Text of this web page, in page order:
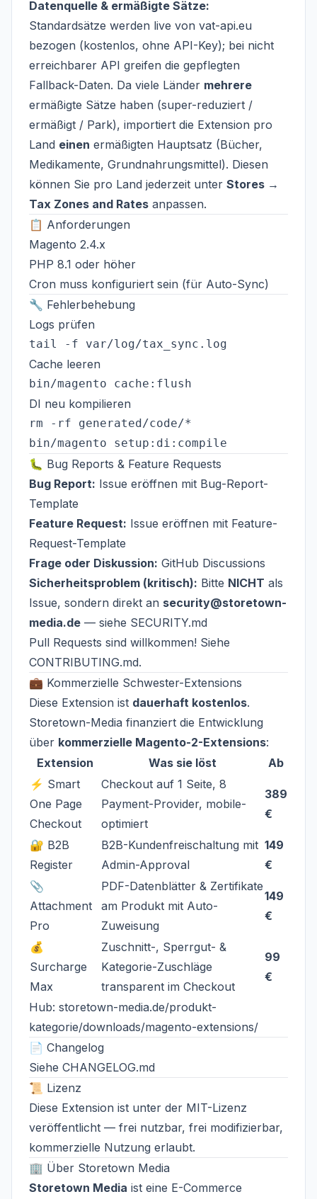
Datenquelle & ermäßigte Sätze:
Standardsätze werden live von vat-api.eu
bezogen (kostenlos, ohne API-Key); bei nicht
erreichbarer API greifen die gepflegten
Fallback-Daten. Da viele Länder mehrere
ermäßigte Sätze haben (super-reduziert /
ermäßigt / Park), importiert die Extension pro
Land einen ermäßigten Hauptsatz (Bücher,
Medikamente, Grundnahrungsmittel). Diesen
können Sie pro Land jederzeit unter Stores →
Tax Zones and Rates anpassen.
📋 Anforderungen
Magento 2.4.x
PHP 8.1 oder höher
Cron muss konfiguriert sein (für Auto-Sync)
🔧 Fehlerbehebung
Logs prüfen
Cache leeren
DI neu kompilieren
rm -rf generated/code/*
🐛 Bug Reports & Feature Requests
Bug Report: Issue eröffnen mit Bug-Report-
Template
Feature Request: Issue eröffnen mit Feature-
Request-Template
Frage oder Diskussion: GitHub Discussions
Sicherheitsproblem (kritisch): Bitte NICHT als
Issue, sondern direkt an security@storetown-
media.de — siehe SECURITY.md
Pull Requests sind willkommen! Siehe
CONTRIBUTING.md.
💼 Kommerzielle Schwester-Extensions
Diese Extension ist dauerhaft kostenlos.
Storetown-Media finanziert die Entwicklung
über kommerzielle Magento-2-Extensions:
Extension
Was sie löst
Ab
⚡ Smart
One Page
Checkout
Checkout auf 1 Seite, 8
Payment-Provider, mobile-
optimiert
389
€
🔐 B2B
Register
B2B-Kundenfreischaltung mit
Admin-Approval
149
€
📎
Attachment
Pro
PDF-Datenblätter & Zertifikate
am Produkt mit Auto-
Zuweisung
149
€
💰
Surcharge
Max
Zuschnitt-, Sperrgut- &
Kategorie-Zuschläge
transparent im Checkout
99
€
Hub: storetown-media.de/produkt-
kategorie/downloads/magento-extensions/
📄 Changelog
Siehe CHANGELOG.md
📜 Lizenz
Diese Extension ist unter der MIT-Lizenz
veröffentlicht — frei nutzbar, frei modifizierbar,
kommerzielle Nutzung erlaubt.
🏢 Über Storetown Media
Storetown Media ist eine E-Commerce